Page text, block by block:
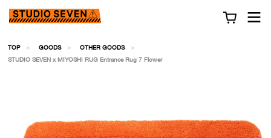
TOP GOODS
OTHER GOODS
STUDIO SEVEN x MIYOSHI RUG Entrance Rug 7 Flower